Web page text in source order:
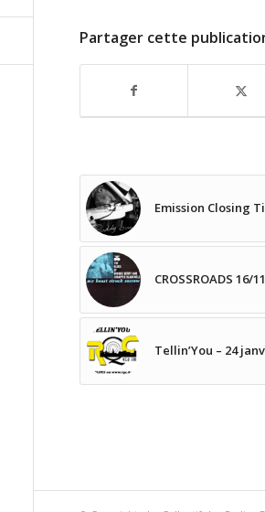
Partager cette
Emission Closing
CROSSROADS 16/
Tellin’You – 24